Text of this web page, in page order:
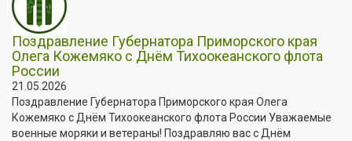
Поздравление Губернатора Приморского края
Олега Кожемяко с Днём Тихоокеанского флота
России
21.05.2026
Поздравление Губернатора Приморского края Олега
Кожемяко с Днём Тихоокеанского флота России Уважаемые
военные моряки и ветераны! Поздравляю вас с Днём